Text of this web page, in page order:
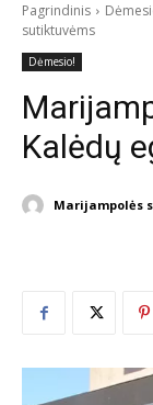
Pagrindinis
sutiktuvėms
Dėmesio!
Kalėdų
Marijampolės